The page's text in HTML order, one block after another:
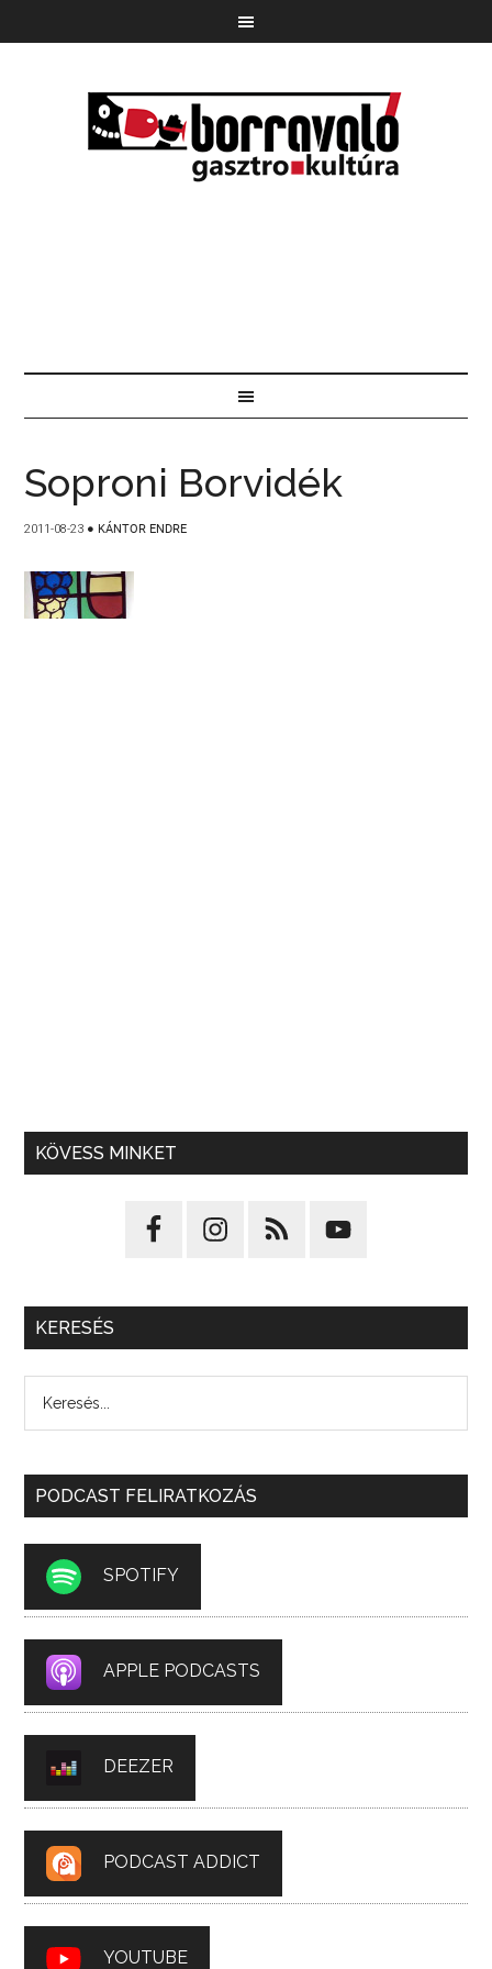
Soproni Borvidék
2011-08-23 ● KÁNTOR ENDRE
KÖVESS MINKET
KERESÉS
PODCAST FELIRATKOZÁS
SPOTIFY
APPLE PODCASTS
DEEZER
PODCAST ADDICT
YOUTUBE